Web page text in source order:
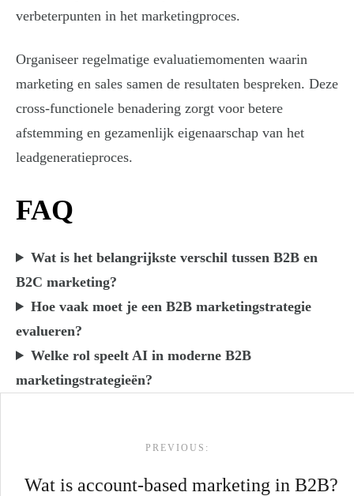
verbeterpunten in het marketingproces.
Organiseer regelmatige evaluatiemomenten waarin
marketing en sales samen de resultaten bespreken. Deze
cross-functionele benadering zorgt voor betere
afstemming en gezamenlijk eigenaarschap van het
leadgeneratieproces.
FAQ
Wat is het belangrijkste verschil tussen B2B en
B2C marketing?
Hoe vaak moet je een B2B marketingstrategie
evalueren?
Welke rol speelt AI in moderne B2B
marketingstrategieën?
PREVIOUS:
Wat is account-based marketing in B2B?